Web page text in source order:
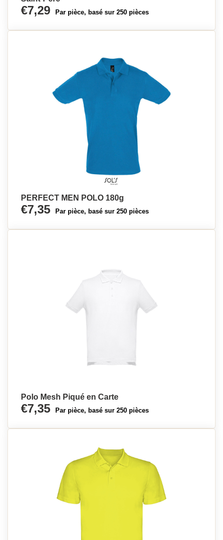
€7,29 Par pièce, basé sur 250 pièces
PERFECT MEN POLO 180g
€7,35 Par pièce, basé sur 250 pièces
Polo Mesh Piqué en Carte
€7,35 Par pièce, basé sur 250 pièces